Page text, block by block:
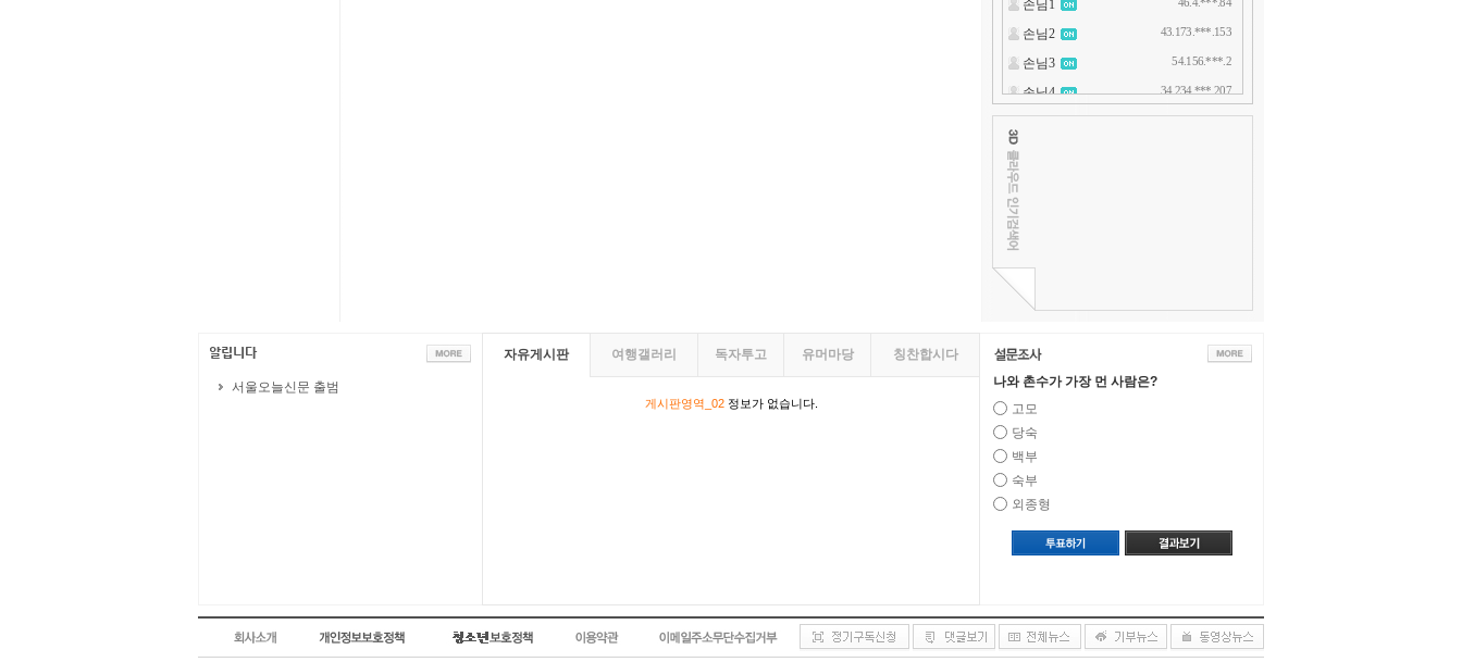
서울오늘신문 출범
자유게시판 여행갤러리 독자투고 유머마당 칭찬합시다
게시판영역_02정보가 없습니다.
나와 촌수가 가장 먼 사람은?
고모
당숙
백부
숙부
외종형